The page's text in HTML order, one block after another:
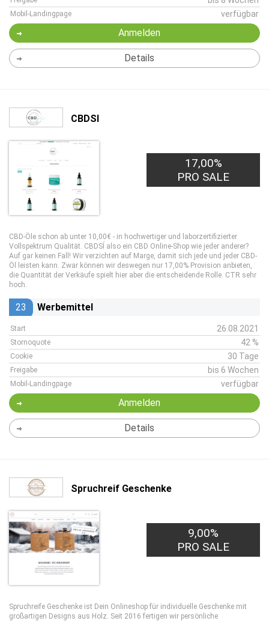
Mobil-Landingpage verfügbar
Anmelden
Details
CBDSI
17,00%
PRO SALE
CBD-Öle schon ab unter 10,00€ - in hochwertiger und laborzertifizierter
Vollspektrum Qualität. CBDSÍ also ein CBD Online-Shop wie jeder anderer?
Auf gar keinen Fall! Wir verzichten auf Marge, damit sich jede und jeder CBD-
Öl leisten kann. Zwar können wir deswegen nur 17,00% Provision anbieten,
die Quantität der Verkäufe spielt hier aber die entscheidende Rolle. CTR sehr
hoch.
23 Werbemittel
Start 26.08.2021
Stornoquote 42 %
Cookie 30 Tage
Freigabe bis 6 Wochen
Mobil-Landingpage verfügbar
Anmelden
Details
Spruchreif Geschenke
9,00%
PRO SALE
Spruchreife Geschenke ist Dein Onlineshop für individuelle Geschenke mit
großartigen Designs aus Holz. Seit 2016 fertigen wir persönliche